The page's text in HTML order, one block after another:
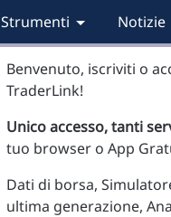
Strumenti Notizie
Benvenuto, iscriviti o
TraderLink!
Unico accesso, tanti
tuo browser o App
Dati di borsa,
ultima generazione,